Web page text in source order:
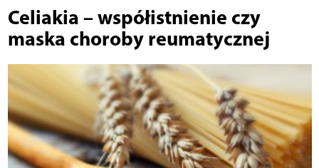
Celiakia – współistnienie czy
maska choroby reumatycznej